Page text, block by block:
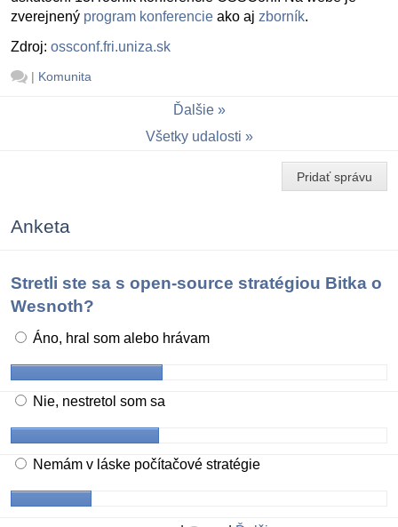
zverejnený program konferencie ako aj zborník.
Zdroj: ossconf.fri.uniza.sk
| Komunita
Ďalšie
Všetky udalosti
Pridať správu
Anketa
Stretli ste sa s open-source stratégiou Bitka o
Wesnoth?
Áno, hral som alebo hrávam
Nie, nestretol som sa
Nemám v láske počítačové stratégie